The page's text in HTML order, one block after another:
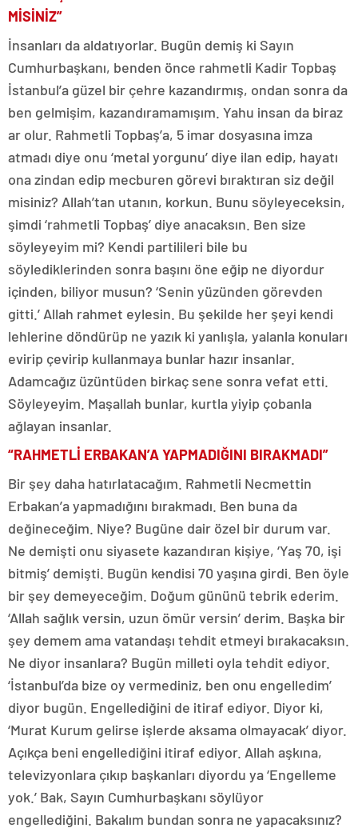
MİSİNİZ”
İnsanları da aldatıyorlar. Bugün demiş ki Sayın
Cumhurbaşkanı, benden önce rahmetli Kadir Topbaş
İstanbul’a güzel bir çehre kazandırmış, ondan sonra da
ben gelmişim, kazandıramamışım. Yahu insan da biraz
ar olur. Rahmetli Topbaş’a, 5 imar dosyasına imza
atmadı diye onu ‘metal yorgunu’ diye ilan edip, hayatı
ona zindan edip mecburen görevi bıraktıran siz değil
misiniz? Allah’tan utanın, korkun. Bunu söyleyeceksin,
şimdi ‘rahmetli Topbaş’ diye anacaksın. Ben size
söyleyeyim mi? Kendi partilileri bile bu
söylediklerinden sonra başını öne eğip ne diyordur
içinden, biliyor musun? ‘Senin yüzünden görevden
gitti.’ Allah rahmet eylesin. Bu şekilde her şeyi kendi
lehlerine döndürüp ne yazık ki yanlışla, yalanla konuları
evirip çevirip kullanmaya bunlar hazır insanlar.
Adamcağız üzüntüden birkaç sene sonra vefat etti.
Söyleyeyim. Maşallah bunlar, kurtla yiyip çobanla
ağlayan insanlar.
“RAHMETLİ ERBAKAN’A YAPMADIĞINI BIRAKMADI”
Bir şey daha hatırlatacağım. Rahmetli Necmettin
Erbakan’a yapmadığını bırakmadı. Ben buna da
değineceğim. Niye? Bugüne dair özel bir durum var.
Ne demişti onu siyasete kazandıran kişiye, ‘Yaş 70, işi
bitmiş’ demişti. Bugün kendisi 70 yaşına girdi. Ben öyle
bir şey demeyeceğim. Doğum gününü tebrik ederim.
‘Allah sağlık versin, uzun ömür versin’ derim. Başka bir
şey demem ama vatandaşı tehdit etmeyi bırakacaksın.
Ne diyor insanlara? Bugün milleti oyla tehdit ediyor.
‘İstanbul’da bize oy vermediniz, ben onu engelledim’
diyor bugün. Engellediğini de itiraf ediyor. Diyor ki,
‘Murat Kurum gelirse işlerde aksama olmayacak’ diyor.
Açıkça beni engellediğini itiraf ediyor. Allah aşkına,
televizyonlara çıkıp başkanları diyordu ya ‘Engelleme
yok.’ Bak, Sayın Cumhurbaşkanı söylüyor
engellediğini. Bakalım bundan sonra ne yapacaksınız?